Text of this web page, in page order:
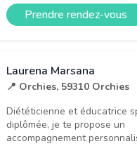
Prendre rendez-vous
Laurena Marsana
📍 Orchies, 59310 Orchies
Diététicienne et éducatrice
diplômée, je te propose un
accompagnement